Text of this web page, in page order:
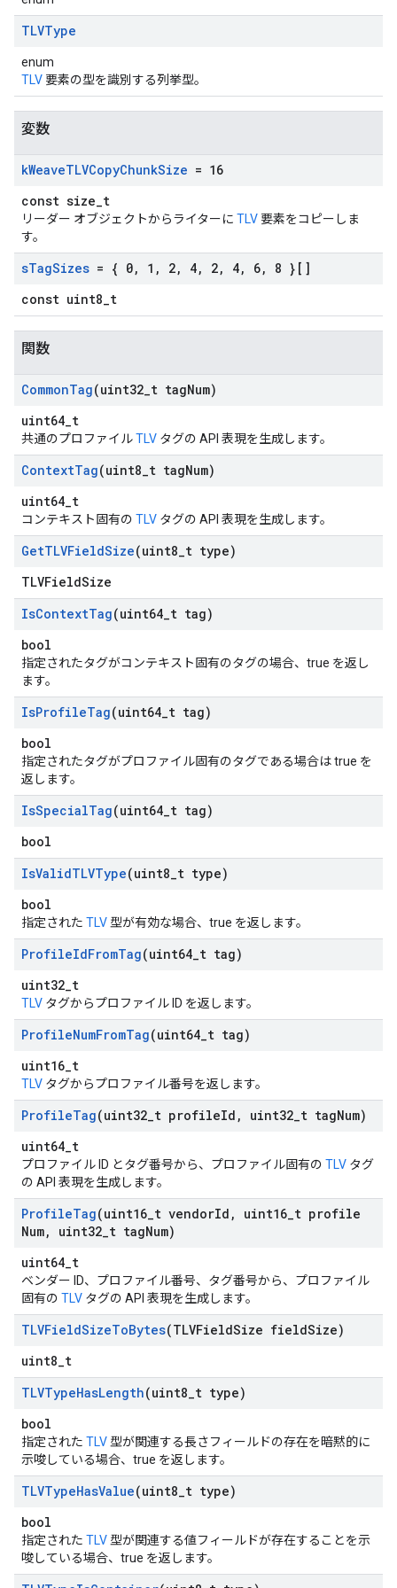
TLVType
enum
TLV 要素の型を識別する列挙型。
変数
kWeaveTLVCopyChunkSize = 16
const size_t
リーダー オブジェクトからライターに TLV 要素をコピーしま
す。
sTagSizes = { 0, 1 , 2, 4, 2, 4, 6,
8 }[]
const uint8_t
関数
CommonTag(uint32 t tagNum)
uint64_t
共通のプロファイルTLV タグの API 表現を生成します。
ContextTag(uint8 t tagNum)
uint64_t
コンテキスト固有の TLV タグの API 表現を生成します。
GetTLVFieldSize(uint8 t type)
TLVFieldSize
IsContextTag(uint64 t tag)
bool
指定されたタグがコンテキスト固有のタグの場合、true を返し
ます。
IsProfileTag(uint64 t tag)
bool
指定されたタグがプロファイル固有のタグである場合は true を
返します。
IsSpecialTag(uint64 t tag)
bool
IsValidTLVType(uint8 t type)
bool
指定された TLV 型が有効な場合、true を返します。
ProfileIdFromTag(uint64 t tag)
uint32_t
TLV タグからプロファイル ID を返します。
ProfileNumFromTag(uint64 t tag)
uint16_t
TLV タグからプロファイル番号を返します。
ProfileTag(uint32 t profileId , uint32 t tagNum)
uint64_t
プロファイル ID とタグ番号から、プロファイル固有の TLV タグ
の API 表現を生成します。
ProfileTag(uint16 t vendorId , uint16 t profile
Num, uint32 t tagNum)
uint64_t
ベンダー ID、プロファイル番号、タグ番号から、プロファイル
固有の TLV タグの API 表現を生成します。
TLVFieldSizeToBytes(TLVFieldSize fieldSize)
uint8_t
TLVTypeHasLength(uint8 t type)
bool
指定された TLV 型が関連する長さフィールドの存在を暗黙的に
示唆している場合、true を返します。
TLVTypeHasValue(uint8 t type)
bool
指定された TLV 型が関連する値フィールドが存在することを示
唆している場合、true を返します。